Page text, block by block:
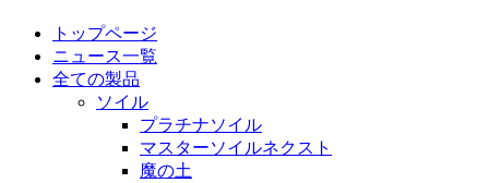
トップページ
ニュース一覧
全ての製品
ソイル
プラチナソイル
マスターソイルネクスト
魔の土